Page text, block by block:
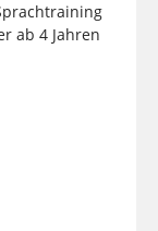
ab 4 Jahren